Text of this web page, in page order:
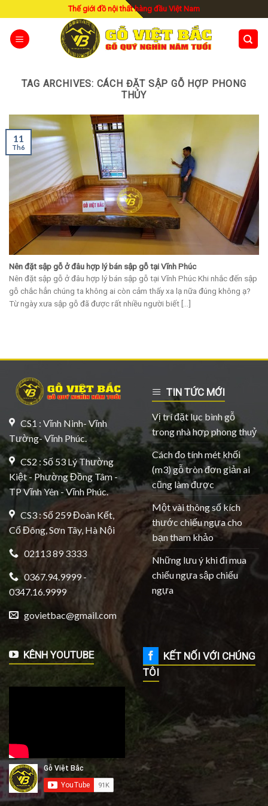
to
content
Thế giới đồ nội thất hàng đầu Việt Nam
TAG ARCHIVES: CÁCH ĐẶT SẬP GỖ HỢP PHONG
THỦY
Nên đặt sập gỗ ở đâu hợp lý bán sập gỗ tại Vĩnh Phúc
Nên đặt sập gỗ ở đâu hợp lý bán sập gỗ tại Vĩnh Phúc Khi nhắc đến sập
gỗ chắc hẳn chúng ta không ai còn cảm thấy xa lạ nữa đúng không ạ?
Từ ngày xưa sập gỗ đã được rất nhiều người biết [...]
11
Th6
CS1 : Vĩnh Ninh- Vĩnh
Tường- Vĩnh Phúc.
CS2 : Số 53 Lý Thường
Kiệt - Phường Đồng Tâm -
TP Vĩnh Yên - Vĩnh Phúc.
CS3 : Số 259 Đoàn Kết,
Cổ Đông, Sơn Tây, Hà Nội
02113 89 3333
0367.94.9999 -
0347.16.9999
govietbac@gmail.com
TIN TỨC MỚI
Vị trí đặt lục bình gỗ
trong nhà hợp phong thuỷ
Cách đo tính mét khối
(m3) gỗ tròn đơn giản ai
cũng làm được
Một vài thông số kích
thước chiếu ngựa cho
bạn tham khảo
Những lưu ý khi đi mua
chiếu ngựa sập chiếu
ngựa
KÊNH YOUTUBE
KẾT NỐI VỚI CHÚNG
TÔI